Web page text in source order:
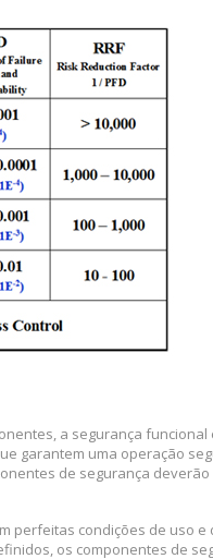
a segurança
garantem uma operação
de segurança
perfeitas condições de uso
os componentes de